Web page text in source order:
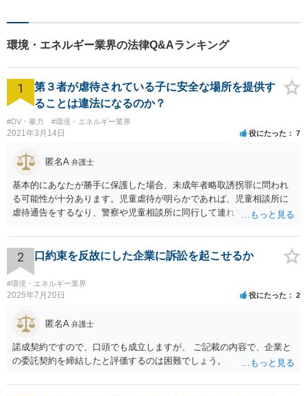
環境・エネルギー業界の法律Q&Aランキング
1
第３者が虐待されている子に安全な場所を提供す
ることは違法になるのか？
#DV・暴力 #環境・エネルギー業界
2021年3月14日 役にたった 7
匿名A 弁護士
基本的にあなたが勝手に保護した場合、未成年者略取誘拐罪に問われ
る可能性が十分あります。児童虐待が明らかであれば、児童相談所に
虐待通告をするなり、警察や児童相談所に同行して連れていくなり、
談所の関与を望んでいないケースでは難しい判断にはなるとは思いま
すが、少なくともあなたが保護者の承諾を得ずに勝手に保護すること
は避けた方が良いかと存じます。警察は親からの虐待があると分かっ
た場合であっても、必ずしもあなたに味方するわけではないかと存じ
ます。児童相談所に通告すべきであったと窘められる程度であればよ
で自らの支配下に置きたかったのではないかと疑われる可能性さえあ
ります。
2 口約束を反故にした企業に訴訟を起こせるか
#環境・エネルギー業界
2025年7月20日 役にたった 2
匿名A 弁護士
諾成契約ですので、口頭でも成立しますが、 ご記載の内容で、企業と
の委託契約を締結したと評価するのは困難でしょう。